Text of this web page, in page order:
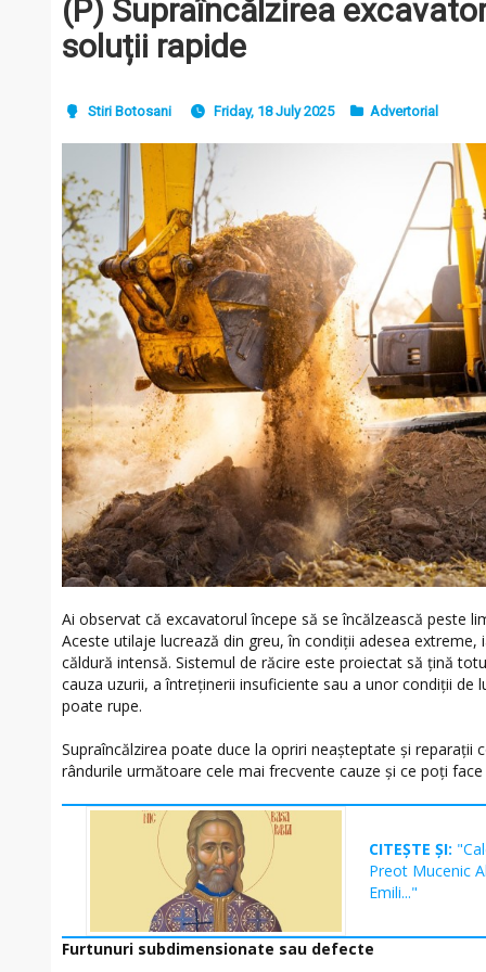
(P) Supraîncălzirea
soluții rapide
Stiri Botosani Friday, 18 July 2025 Advertorial
Ai observat că excavatorul începe să se încălzească peste
Aceste utilaje lucrează din greu, în condiții adesea
căldură intensă. Sistemul de răcire este proiectat să țină
cauza uzurii, a întreținerii insuficiente sau a unor condiții de
poate rupe.
Supraîncălzirea poate duce la opriri neașteptate și reparații
rândurile următoare cele mai frecvente cauze și ce poți
CITEȘTE ȘI:
Preot Mucenic
Emili..."
Furtunuri subdimensionate sau defecte